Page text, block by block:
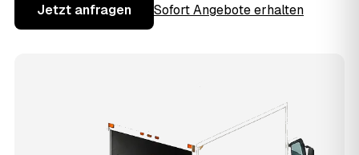
Jetzt anfragen Sofort Angebote erhalten